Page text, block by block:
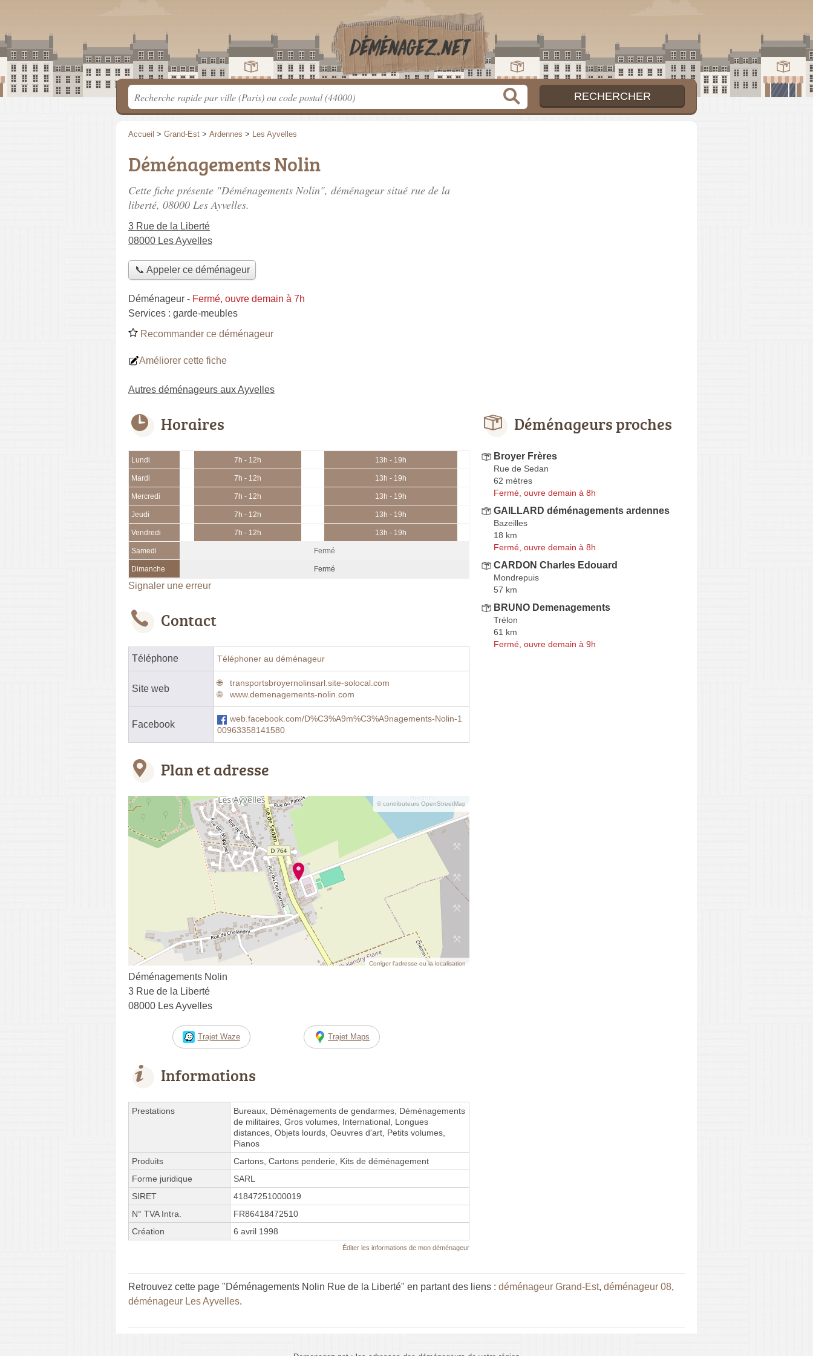
Accueil > Grand-Est > Ardennes > Les Ayvelles
Déménagements Nolin
Cette fiche présente "Déménagements Nolin", déménageur situé rue de la
liberté, 08000 Les Ayvelles.
3 Rue de la Liberté
08000 Les Ayvelles
📞 Appeler ce déménageur
Déménageur - Fermé, ouvre demain à 7h
Services : garde-meubles
Recommander ce déménageur
Améliorer cette fiche
Autres déménageurs aux Ayvelles
Horaires
Lundi 7h - 12h 13h - 19h
Mardi 7h - 12h 13h - 19h
Mercredi 7h - 12h 13h - 19h
Jeudi 7h - 12h 13h - 19h
Vendredi 7h - 12h 13h - 19h
Samedi Fermé
Dimanche Fermé
Signaler une erreur
Contact
Téléphone Téléphoner au déménageur
Site web
transportsbroyernolinsarl.site-solocal.com
www.demenagements-nolin.com
Facebook
web.facebook.com/D%C3%A9m%C3%A9nagements-Nolin-1
00963358141580
Plan et adresse
© contributeurs OpenStreetMap
Corriger l’adresse ou la localisation
Déménagements Nolin
3 Rue de la Liberté
08000 Les Ayvelles
Trajet Waze Trajet Maps
Informations
Prestations
Bureaux, Déménagements de gendarmes, Déménagements
de militaires, Gros volumes, International, Longues
distances, Objets lourds, Oeuvres d'art, Petits volumes,
Pianos
Produits
Cartons, Cartons penderie, Kits de déménagement
Forme juridique
SARL
SIRET
41847251000019
N° TVA Intra.
FR86418472510
Création
6 avril 1998
Éditer les informations de mon déménageur
Déménageurs proches
Broyer Frères
Rue de Sedan
62 mètres
Fermé, ouvre demain à 8h
GAILLARD déménagements ardennes
Bazeilles
18 km
Fermé, ouvre demain à 8h
CARDON Charles Edouard
Mondrepuis
57 km
BRUNO Demenagements
Trélon
61 km
Fermé, ouvre demain à 9h
Retrouvez cette page "Déménagements Nolin Rue de la Liberté" en partant des liens : déménageur Grand-Est, déménageur 08,
déménageur Les Ayvelles.